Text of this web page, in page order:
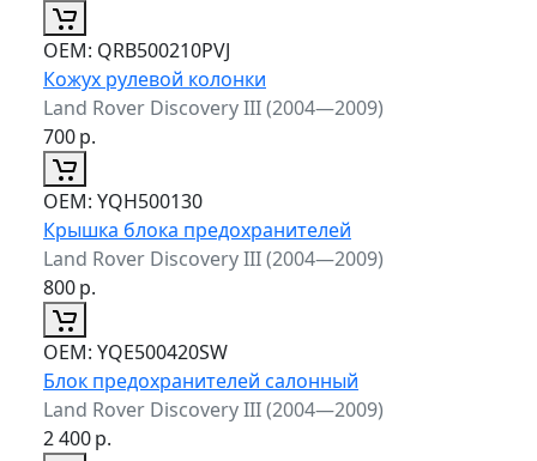
ОЕМ: QRB500210PVJ
Кожух рулевой колонки
Land Rover Discovery III (2004—2009)
700р.
ОЕМ: YQH500130
Крышка блока предохранителей
Land Rover Discovery III (2004—2009)
800р.
ОЕМ: YQE500420SW
Блок предохранителей салонный
Land Rover Discovery III (2004—2009)
2 400р.